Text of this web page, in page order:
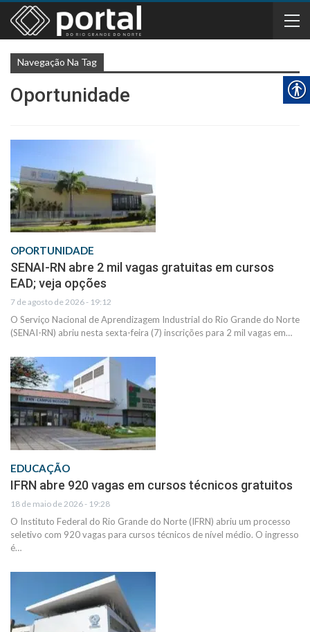
Navegação Na Tag
Oportunidade
OPORTUNIDADE
SENAI-RN abre 2 mil vagas gratuitas em cursos
EAD; veja opções
7 de agosto de 2026 - 19:12
O Serviço Nacional de Aprendizagem Industrial do Rio Grande do Norte
(SENAI-RN) abriu nesta sexta-feira (7) inscrições para 2 mil vagas em…
EDUCAÇÃO
IFRN abre 920 vagas em cursos técnicos gratuitos
18 de maio de 2026 - 19:28
O Instituto Federal do Rio Grande do Norte (IFRN) abriu um processo
seletivo com 920 vagas para cursos técnicos de nível médio. O ingresso
é…